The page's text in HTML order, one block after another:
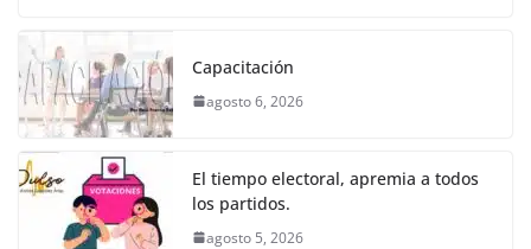
k
c
e
b
o
o
k
itt
er s
A
p
e
n
er
Capacitación
agosto 6, 2026
El tiempo electoral, apremia a todos
los partidos.
agosto 5, 2026